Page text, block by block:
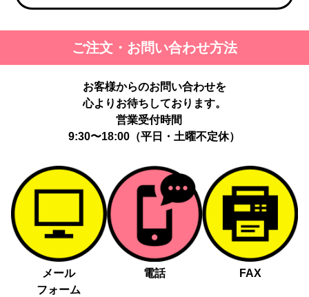
ご注文・お問い合わせ方法
お客様からのお問い合わせを
心よりお待ちしております。
営業受付時間
9:30〜18:00（平日・土曜不定休）
メール
フォーム
電話 FAX